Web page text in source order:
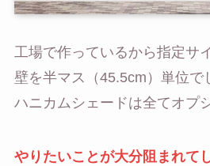
工場で作っているから指定サ
壁を半マス（45.5cm）単位で
ハニカムシェードは全てオプ
やりたいことが大分阻まれて